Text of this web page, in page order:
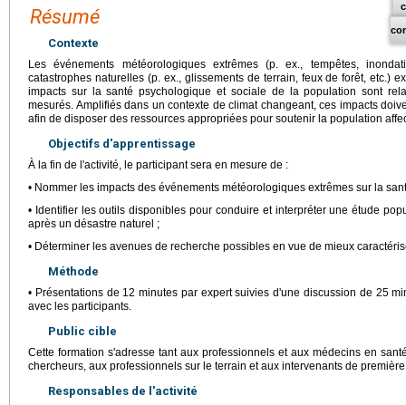
Résumé
Contexte
Les événements météorologiques extrêmes (p. ex., tempêtes,
catastrophes naturelles (p. ex., glissements de terrain, feux de forêt, etc.)
impacts sur la santé psychologique et sociale de la population sont
mesurés. Amplifiés dans un contexte de climat changeant, ces impacts
afin de disposer des ressources appropriées pour soutenir la population
Objectifs d'apprentissage
À la fin de l'activité, le participant sera en mesure de :
• Nommer les impacts des événements météorologiques extrêmes sur la
• Identifier les outils disponibles pour conduire et interpréter une étude
après un désastre naturel ;
• Déterminer les avenues de recherche possibles en vue de mieux
Méthode
• Présentations de 12 minutes par expert suivies d'une discussion de 25
avec les participants.
Public cible
Cette formation s'adresse tant aux professionnels et aux médecins en
chercheurs, aux professionnels sur le terrain et aux intervenants de
Responsables de l'activité